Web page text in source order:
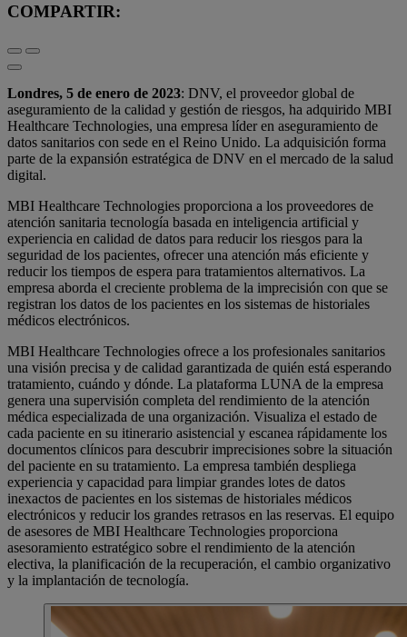
COMPARTIR:
Londres, 5 de enero de 2023: DNV, el proveedor global de
aseguramiento de la calidad y gestión de riesgos, ha adquirido MBI
Healthcare Technologies, una empresa líder en aseguramiento de
datos sanitarios con sede en el Reino Unido. La adquisición forma
parte de la expansión estratégica de DNV en el mercado de la salud
digital.
MBI Healthcare Technologies proporciona a los proveedores de
atención sanitaria tecnología basada en inteligencia artificial y
experiencia en calidad de datos para reducir los riesgos para la
seguridad de los pacientes, ofrecer una atención más eficiente y
reducir los tiempos de espera para tratamientos alternativos. La
empresa aborda el creciente problema de la imprecisión con que se
registran los datos de los pacientes en los sistemas de historiales
médicos electrónicos.
MBI Healthcare Technologies ofrece a los profesionales sanitarios
una visión precisa y de calidad garantizada de quién está esperando
tratamiento, cuándo y dónde. La plataforma LUNA de la empresa
genera una supervisión completa del rendimiento de la atención
médica especializada de una organización. Visualiza el estado de
cada paciente en su itinerario asistencial y escanea rápidamente los
documentos clínicos para descubrir imprecisiones sobre la situación
del paciente en su tratamiento. La empresa también despliega
experiencia y capacidad para limpiar grandes lotes de datos
inexactos de pacientes en los sistemas de historiales médicos
electrónicos y reducir los grandes retrasos en las reservas. El equipo
de asesores de MBI Healthcare Technologies proporciona
asesoramiento estratégico sobre el rendimiento de la atención
electiva, la planificación de la recuperación, el cambio organizativo
y la implantación de tecnología.